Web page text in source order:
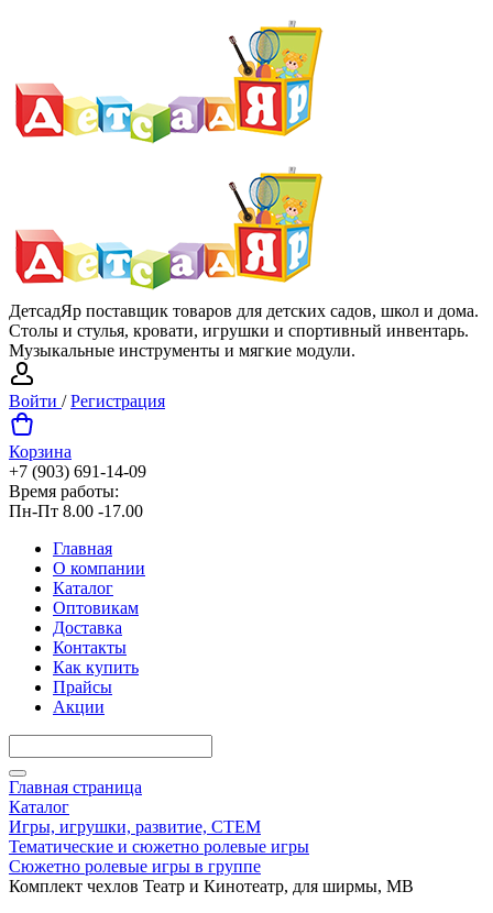
ДетсадЯр поставщик товаров для детских садов, школ и дома.
Столы и стулья, кровати, игрушки и спортивный инвентарь.
Музыкальные инструменты и мягкие модули.
Войти /Регистрация
Корзина
+7 (903) 691-14-09
Время работы:
Пн-Пт 8.00 -17.00
Главная
О компании
Каталог
Оптовикам
Доставка
Контакты
Как купить
Прайсы
Акции
Главная страница
Каталог
Игры, игрушки, развитие, СТЕМ
Тематические и сюжетно ролевые игры
Сюжетно ролевые игры в группе
Комплект чехлов Театр и Кинотеатр, для ширмы, МВ